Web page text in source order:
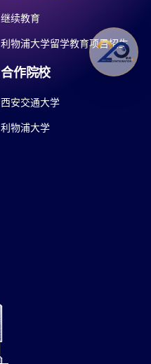
继续教育
利物浦大学留学教育项目招生
合作院校
西安交通大学
利物浦大学